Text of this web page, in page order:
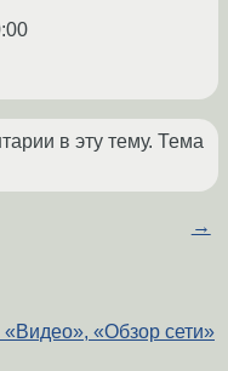
в эту тему. Тема
→
«Видео», «Обзор сети»